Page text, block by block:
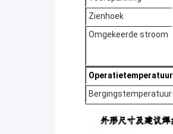
Zienhoek
Omgekeerde stroom
Operatietemperatuur
Bergingstemperatuur